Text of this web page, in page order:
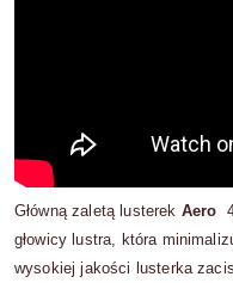
Główną zaletą lusterek Aero
głowicy lustra, która
wysokiej jakości lusterka